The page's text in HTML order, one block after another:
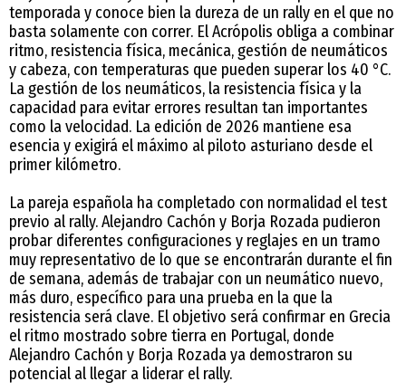
temporada y conoce bien la dureza de un rally en el que no
basta solamente con correr. El Acrópolis obliga a combinar
ritmo, resistencia física, mecánica, gestión de neumáticos
y cabeza, con temperaturas que pueden superar los 40 °C.
La gestión de los neumáticos, la resistencia física y la
capacidad para evitar errores resultan tan importantes
como la velocidad. La edición de 2026 mantiene esa
esencia y exigirá el máximo al piloto asturiano desde el
primer kilómetro.
La pareja española ha completado con normalidad el test
previo al rally. Alejandro Cachón y Borja Rozada pudieron
probar diferentes configuraciones y reglajes en un tramo
muy representativo de lo que se encontrarán durante el fin
de semana, además de trabajar con un neumático nuevo,
más duro, específico para una prueba en la que la
resistencia será clave. El objetivo será confirmar en Grecia
el ritmo mostrado sobre tierra en Portugal, donde
Alejandro Cachón y Borja Rozada ya demostraron su
potencial al llegar a liderar el rally.